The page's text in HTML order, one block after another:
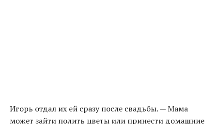
Игорь отдал их ей сразу после свадьбы. — Мама
может зайти полить цветы или принести домашние